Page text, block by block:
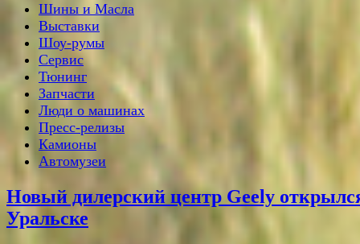
Шины и Масла
Выставки
Шоу-румы
Сервис
Тюнинг
Запчасти
Люди о машинах
Пресс-релизы
Камионы
Автомузеи
Новый дилерский центр Geely
Уральске